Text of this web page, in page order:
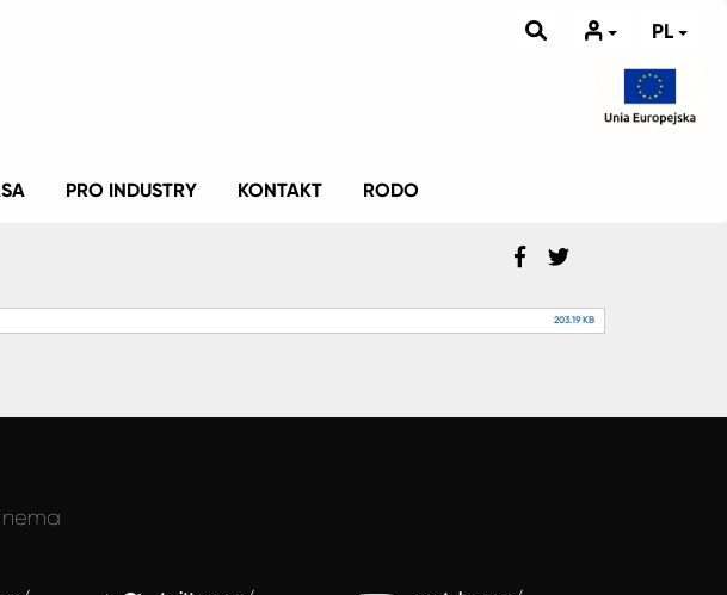
PL
PRO INDUSTRY KONTAKT RODO
203.19 KB